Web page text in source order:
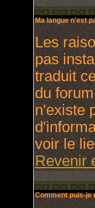
Ma langue n'est
Les
pas
traduit
du
n'existe
voir le
Revenir
Comment puis-je